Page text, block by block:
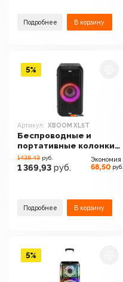
Подробнее В корзину
Артикул: XBOOM XL5T
Беспроводные и
портативные колонки
LG XBOOM XL5T
1438.43 руб.
1 369,93 руб.
Экономия
68,50 руб.
Подробнее В корзину
5%
5%